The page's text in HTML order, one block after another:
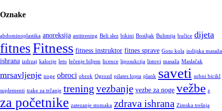
Oznake
abdominoplastika anoreksija antitrening Beli slez bikini Bosiljak Bulimija bučice dijeta
fitnesFitness fitness instruktor fitnes sprave Gotu kola indijska masaža
ishrana izdrzaj kalorije leto lečenje biljem licence liposukcija listovi masaža Maslačak
mrsavljenje noge obroci obrok Ogrozd pilates lopta plank saveti sobni bicikl
suplementi trake za trčanje trening vezbanje vezbe za noge vežbe z
za početnike zatezanje stomaka zdrava ishrana Zimska trešnja